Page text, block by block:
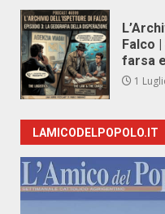
Falco
farsa
1
LAMICODELPOPOLO.IT